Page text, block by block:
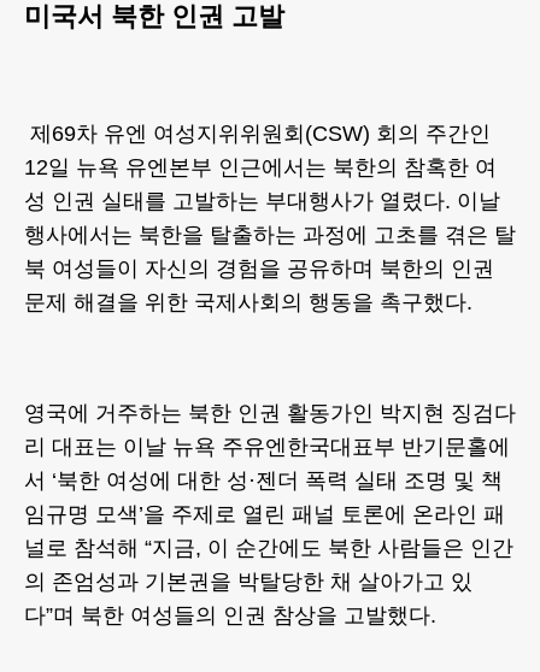
미국서 북한 인권 고발
제69차 유엔 여성지위위원회(CSW) 회의 주간인
12일 뉴욕 유엔본부 인근에서는 북한의 참혹한 여
성 인권 실태를 고발하는 부대행사가 열렸다. 이날
행사에서는 북한을 탈출하는 과정에 고초를 겪은 탈
북 여성들이 자신의 경험을 공유하며 북한의 인권
문제 해결을 위한 국제사회의 행동을 촉구했다.
영국에 거주하는 북한 인권 활동가인 박지현 징검다
리 대표는 이날 뉴욕 주유엔한국대표부 반기문홀에
서 ‘북한 여성에 대한 성·젠더 폭력 실태 조명 및 책
임규명 모색’을 주제로 열린 패널 토론에 온라인 패
널로 참석해 “지금, 이 순간에도 북한 사람들은 인간
의 존엄성과 기본권을 박탈당한 채 살아가고 있
다”며 북한 여성들의 인권 참상을 고발했다.